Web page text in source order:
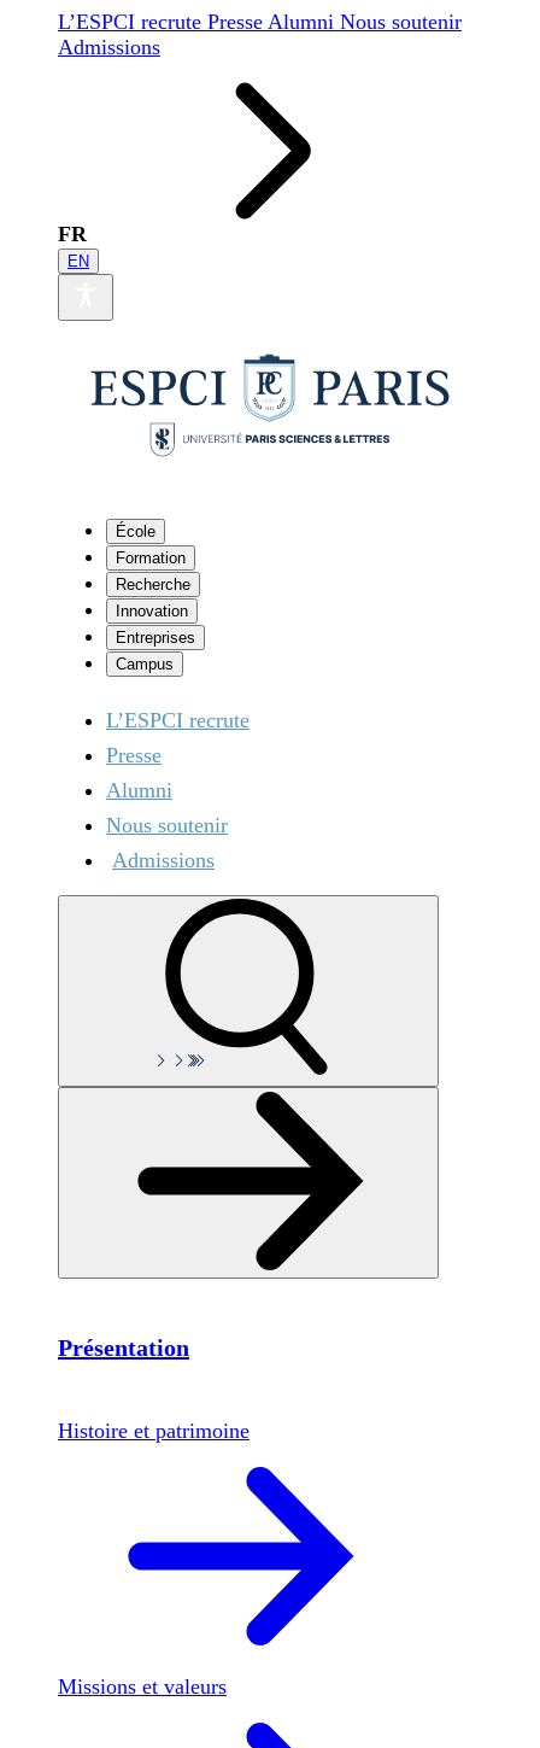
L’ESPCI recrute Presse Alumni Nous soutenir
Admissions
FR
EN
École
Formation
Recherche
Innovation
Entreprises
Campus
L’ESPCI recrute
Presse
Alumni
Nous soutenir
Admissions
Présentation
Histoire et patrimoine
Missions et valeurs